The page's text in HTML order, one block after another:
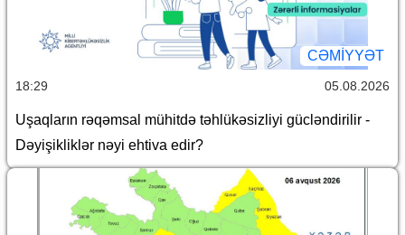
CƏMİYYƏT
18:29 05.08.2026
Uşaqların rəqəmsal mühitdə təhlükəsizliyi gücləndirilir -
Dəyişikliklər nəyi ehtiva edir?